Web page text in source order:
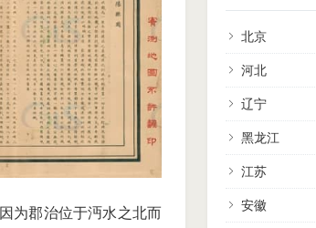
为郡治位于沔水之北而
北京
河北
辽宁
黑龙江
江苏
安徽